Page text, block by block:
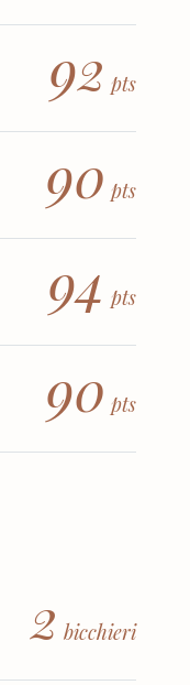
92 pts
90 pts
94 pts
90 pts
2 bicchieri